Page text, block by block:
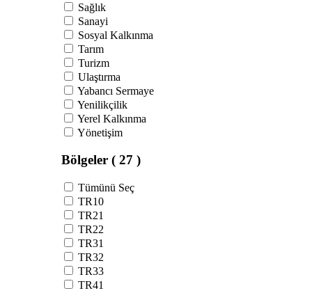
Sağlık
Sanayi
Sosyal Kalkınma
Tarım
Turizm
Ulaştırma
Yabancı Sermaye
Yenilikçilik
Yerel Kalkınma
Yönetişim
Bölgeler ( 27 )
Tümünü Seç
TR10
TR21
TR22
TR31
TR32
TR33
TR41